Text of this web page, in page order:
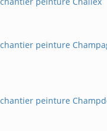
peinture
peinture